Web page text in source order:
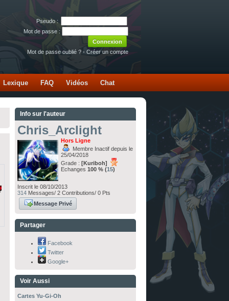
Pseudo :
Mot de passe :
Mot de passe oublié ? - Créer un compte
Lexique FAQ Vidéos Chat
Info sur l'auteur
Chris_Arclight
Hors Ligne
Membre Inactif depuis le
25/04/2018
Grade : [Kuriboh]
Echanges 100 % (15)
Inscrit le 08/10/2013
314Messages/ 2 Contributions/ 0 Pts
Message Privé
Partager
Facebook
Twitter
Google+
Voir Aussi
Cartes Yu-Gi-Oh